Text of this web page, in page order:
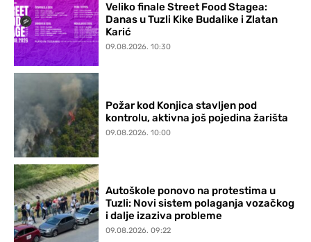
Veliko finale Street Food Stagea:
Danas u Tuzli Kike Budalike i Zlatan
Karić
09.08.2026. 10:30
Požar kod Konjica stavljen pod
kontrolu, aktivna još pojedina žarišta
09.08.2026. 10:00
Autoškole ponovo na protestima u
Tuzli: Novi sistem polaganja vozačkog
i dalje izaziva probleme
09.08.2026. 09:22